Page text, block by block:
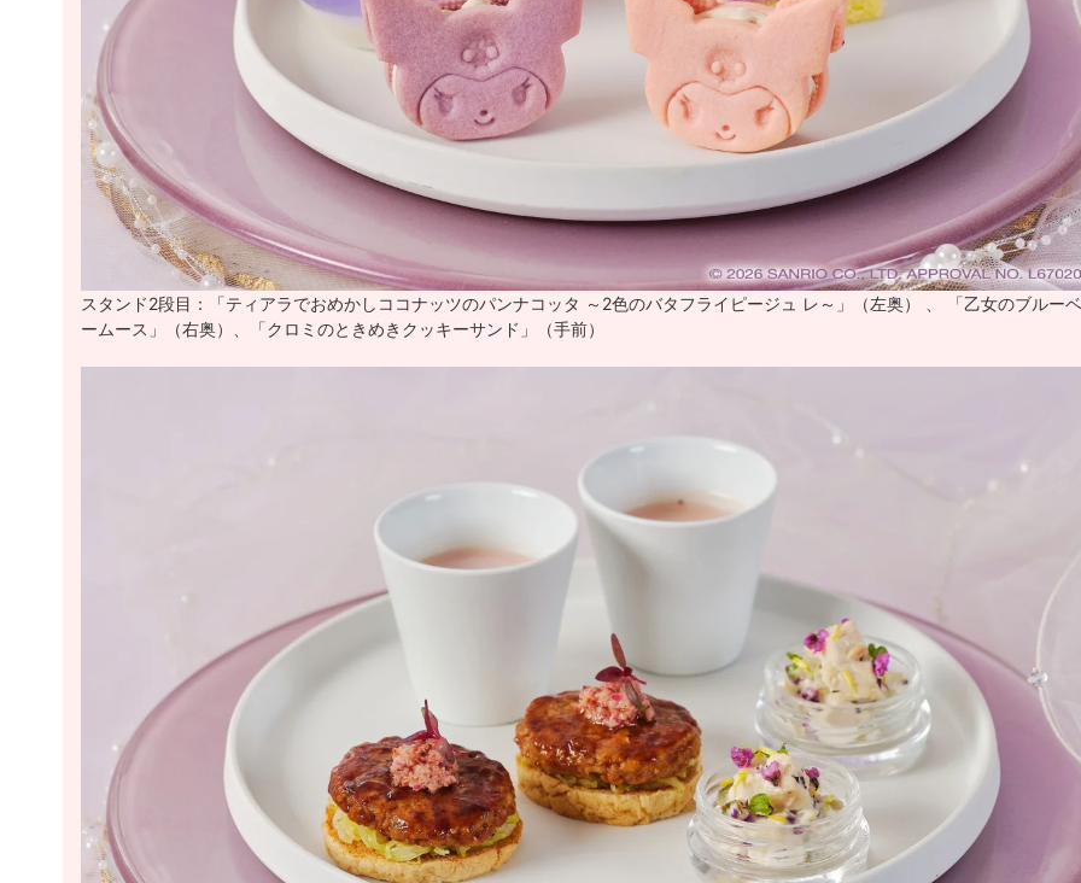
スタンド2段目：「ティアラでおめかしココナッツのパンナコッタ ～2色のバタフライピージュ レ～」（左奥） 、 「乙女のブルー
ームース」（右奥）、「クロミのときめきクッキーサンド」（手前）